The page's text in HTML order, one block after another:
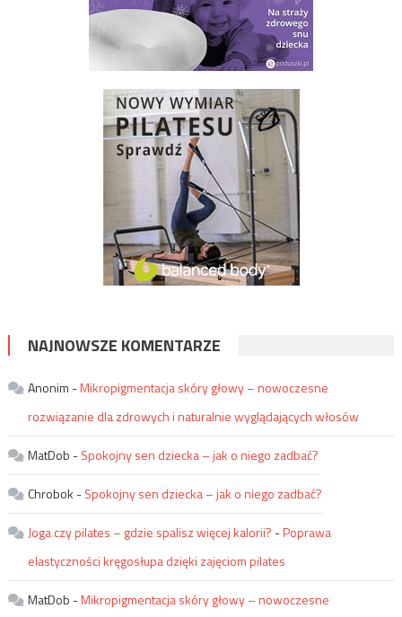
NAJNOWSZE KOMENTARZE
Anonim -Mikropigmentacja skóry głowy – nowoczesne
rozwiązanie dla zdrowych i naturalnie wyglądających włosów
MatDob -Spokojny sen dziecka – jak o niego zadbać?
Chrobok -Spokojny sen dziecka – jak o niego zadbać?
Joga czy pilates – gdzie spalisz więcej kalorii? -Poprawa
elastyczności kręgosłupa dzięki zajęciom pilates
MatDob -Mikropigmentacja skóry głowy – nowoczesne